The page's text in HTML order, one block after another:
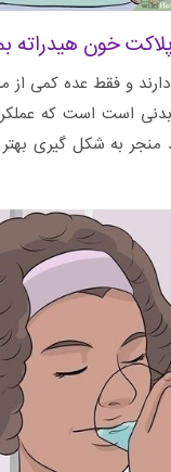
دارند و فقط عده کمی
بدنی است است که
منجر به شکل گیری